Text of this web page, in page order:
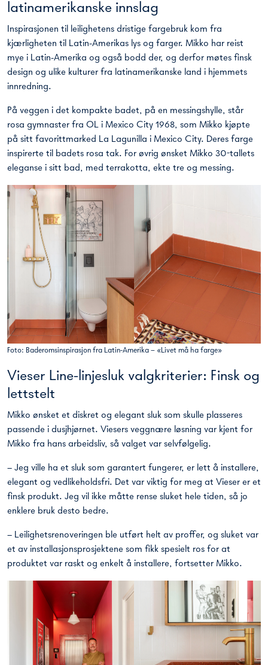
latinamerikanske innslag
Inspirasjonen til leilighetens dristige fargebruk kom fra
kjærligheten til Latin-Amerikas lys og farger. Mikko har reist
mye i Latin-Amerika og også bodd der, og derfor møtes finsk
design og ulike kulturer fra latinamerikanske land i hjemmets
innredning.
På veggen i det kompakte badet, på en messingshylle, står
rosa gymnaster fra OL i Mexico City 1968, som Mikko kjøpte
på sitt favorittmarked La Lagunilla i Mexico City. Deres farge
inspirerte til badets rosa tak. For øvrig ønsket Mikko 30-tallets
eleganse i sitt bad, med terrakotta, ekte tre og messing.
Foto: Baderomsinspirasjon fra Latin-Amerika – «Livet må ha farge»
Vieser Line-linjesluk valgkriterier: Finsk og
lettstelt
Mikko ønsket et diskret og elegant sluk som skulle plasseres
passende i dusjhjørnet. Viesers veggnære løsning var kjent for
Mikko fra hans arbeidsliv, så valget var selvfølgelig.
– Jeg ville ha et sluk som garantert fungerer, er lett å installere,
elegant og vedlikeholdsfri. Det var viktig for meg at Vieser er et
finsk produkt. Jeg vil ikke måtte rense sluket hele tiden, så jo
enklere bruk desto bedre.
– Leilighetsrenoveringen ble utført helt av proffer, og sluket var
et av installasjonsprosjektene som fikk spesielt ros for at
produktet var raskt og enkelt å installere, fortsetter Mikko.